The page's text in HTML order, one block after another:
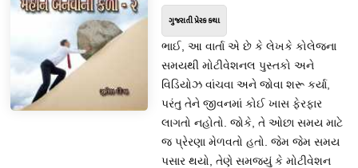
ગુજરાતી પ્રેરક કથા
ભાઈ, આ વાર્તા એ છે કે લેખકે કોલેજના
સમયથી મોટીવેશનલ પુસ્તકો અને
વિડિયોઝ વાંચવા અને જોવા શરૂ કર્યા,
પરંતુ તેને જીવનમાં કોઈ ખાસ ફેરફાર
લાગતો નહોતો. જોકે, તે ઓછા સમય માટે
જ પ્રેરણા મેળવતો હતો. જેમ જેમ સમય
પસાર થયો, તેણે સમજ્યું કે મોટીવેશન